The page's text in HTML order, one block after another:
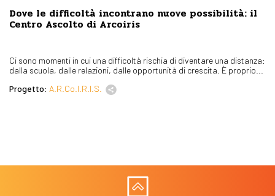
Dove le difficoltà incontrano nuove possibilità: il
Centro Ascolto di Arcoiris
Ci sono momenti in cui una difficoltà rischia di diventare una distanza:
dalla scuola, dalle relazioni, dalle opportunità di crescita. È proprio...
Progetto: A.R.Co.I.R.I.S.